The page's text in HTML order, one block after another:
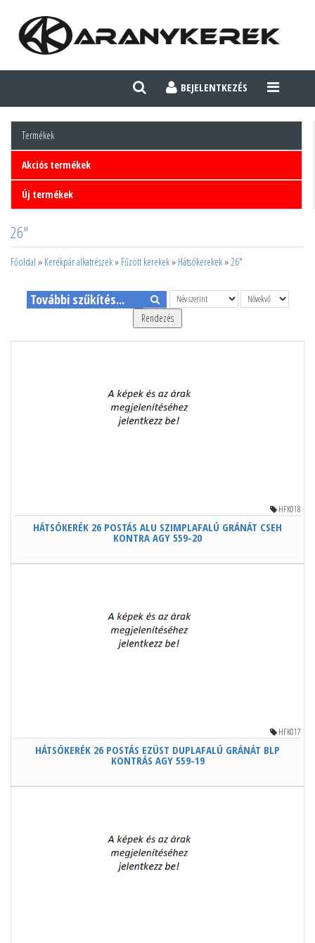
BEJELENTKEZÉS
TOGGLE
Termékek
Akciós termékek
Új termékek
26"
Főoldal » Kerékpár alkatrészek» Fűzött kerekek» Hátsókerekek»26"
Rendezés
HFK018
HÁTSÓKERÉK 26 POSTÁS ALU SZIMPLAFALÚ GRÁNÁT CSEH
KONTRA AGY 559-20
HFK017
HÁTSÓKERÉK 26 POSTÁS EZÜST DUPLAFALÚ GRÁNÁT BLP
KONTRÁS AGY 559-19